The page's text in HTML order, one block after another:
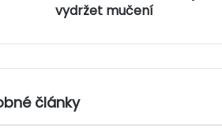
vydržet mučení
články